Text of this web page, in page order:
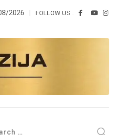
2026 FOLLOW US :